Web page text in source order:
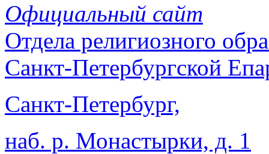
Официальный сайт
Отдела религиозного
Санкт-Петербургской
Санкт-Петербург,
наб. р. Монастырки, д. 1